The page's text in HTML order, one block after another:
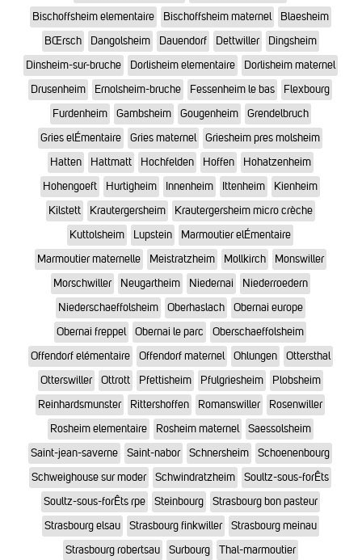
Bischoffsheim elementaire
Bischoffsheim maternel
Blaesheim
BŒrsch
Dangolsheim Dauendorf Dettwiller
Dingsheim
Dinsheim-sur-bruche
Dorlisheim elementaire
Dorlisheim maternel
Drusenheim
Ernolsheim-bruche Fessenheim le bas
Flexbourg
Furdenheim
Gambsheim Gougenheim
Grendelbruch
Gries elÉmentaire
Gries maternel
Griesheim pres molsheim
Hatten
Hattmatt Hochfelden Hoffen
Hohatzenheim
Hohengoeft
Hurtigheim Innenheim Ittenheim
Kienheim
Kilstett
Krautergersheim
Krautergersheim micro crèche
Kuttolsheim
Lupstein
Marmoutier elÉmentaire
Marmoutier maternelle
Meistratzheim Mollkirch
Monswiller
Morschwiller
Neugartheim Niedernai
Niederroedern
Niederschaeffolsheim
Oberhaslach
Obernai europe
Obernai freppel
Obernai le parc
Oberschaeffolsheim
Offendorf elémentaire
Offendorf maternel Ohlungen
Ottersthal
Otterswiller
Ottrott Pfettisheim Pfulgriesheim
Plobsheim
Reinhardsmunster
Rittershoffen Romanswiller
Rosenwiller
Rosheim elementaire
Rosheim maternel
Saessolsheim
Saint-jean-saverne
Saint-nabor Schnersheim
Schoenenbourg
Schweighouse sur moder
Schwindratzheim
Soultz-sous-forÊts
Soultz-sous-forÊts rpe
Steinbourg
Strasbourg bon pasteur
Strasbourg elsau
Strasbourg finkwiller
Strasbourg meinau
Strasbourg robertsau
Surbourg
Thal-marmoutier